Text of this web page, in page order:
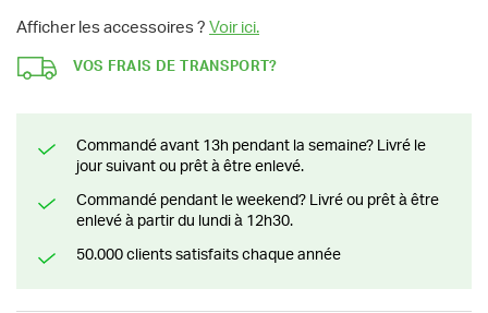
Afficher les accessoires ? Voir ici.
VOS FRAIS DE TRANSPORT?
Commandé avant 13h pendant la semaine? Livré le
jour suivant ou prêt à être enlevé.
Commandé pendant le weekend? Livré ou prêt à être
enlevé à partir du lundi à 12h30.
50.000 clients satisfaits chaque année